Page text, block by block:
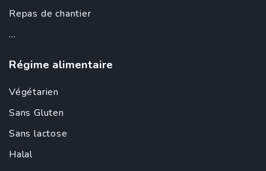
Repas de chantier
...
Régime alimentaire
Végétarien
Sans Gluten
Sans lactose
Halal